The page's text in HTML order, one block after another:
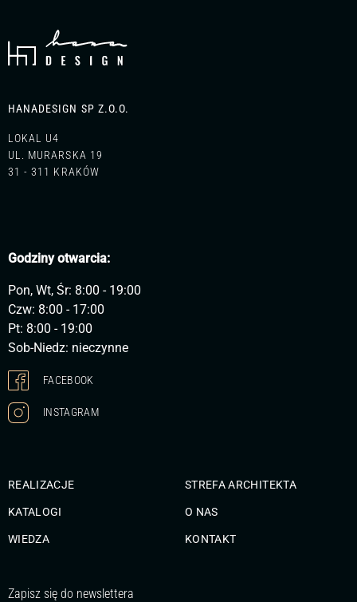
HANADESIGN SP Z.O.O.
LOKAL U4
UL. MURARSKA 19
31 - 311 KRAKÓW
Godziny otwarcia:
Pon, Wt, Śr: 8:00 - 19:00
Czw: 8:00 - 17:00
Pt: 8:00 - 19:00
Sob-Niedz: nieczynne
FACEBOOK
INSTAGRAM
REALIZACJE
KATALOGI
WIEDZA
STREFA ARCHITEKTA
O NAS
KONTAKT
Zapisz się do newslettera